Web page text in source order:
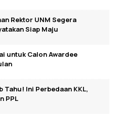
Rektor UNM Segera
Siap Maju
untuk Calon Awardee
Tahu! Ini Perbedaan KKL,
PPL